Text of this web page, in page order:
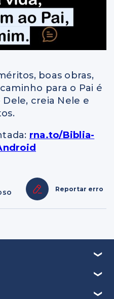
boas obras,
para o Pai é
creia Nele e
rna.to/Biblia-
Reportar erro